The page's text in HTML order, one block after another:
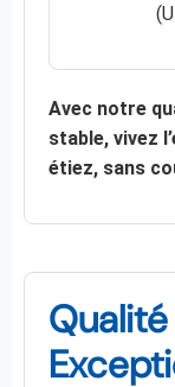
Avec notre
stable, vivez
étiez, sans
Qualité